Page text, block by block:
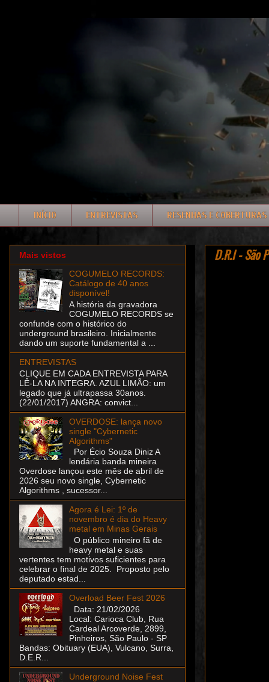
INÍCIO ENTREVISTAS RESENHAS E COBERTURAS
D.R.I - São
Mais vistos
COGUMELO RECORDS:
Catálogo de 40 anos
disponível!
A história da gravadora
COGUMELO RECORDS se
confunde com o histórico do
underground brasileiro. Inicialmente
dando um suporte fundamental a ...
ENTREVISTAS
CLIQUE EM CADA ENTREVISTA PARA
LÊ-LA NA INTEGRA. AZUL LIMÃO: um
legado que já ultrapassa 30anos.
(22/01/2017) ANGRA: convict...
OVERDOSE: lança novo
single "Cybernetic
Algorithms"
Por Écio Souza Diniz A
lendária banda mineira
Overdose lançou este mês de abril de
2026 seu novo single, Cybernetic
Algorithms , sucessor...
Agora é Lei: 1º de
novembro é dia do Heavy
metal em Minas Gerais
O público mineiro fã de
heavy metal e suas
vertentes tem motivos suficientes para
celebrar o final de 2025. Proposto pelo
deputado estad...
Overload Beer Fest 2026
Data: 21/02/2026
Local: Carioca Club, Rua
Cardeal Arcoverde, 2899,
Pinheiros, São Paulo - SP
Bandas: Obituary (EUA), Vulcano, Surra,
D.E.R...
Underground Noise Fest